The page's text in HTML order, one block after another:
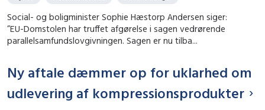
Social- og boligminister Sophie Hæstorp Andersen siger:
”EU-Domstolen har truffet afgørelse i sagen vedrørende
parallelsamfundslovgivningen. Sagen er nu tilba...
Ny aftale dæmmer op for uklarhed om
udlevering af kompressionsprodukter